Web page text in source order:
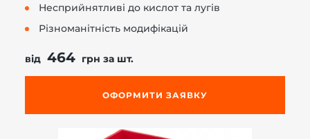
Несприйнятливі до кислот та лугів
Різноманітність модифікацій
від 464 грн за шт.
ОФОРМИТИ ЗАЯВКУ